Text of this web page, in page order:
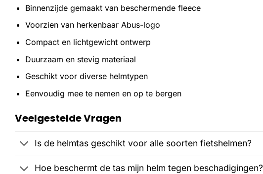
Binnenzijde gemaakt van beschermende fleece
Voorzien van herkenbaar Abus-logo
Compact en lichtgewicht ontwerp
Duurzaam en stevig materiaal
Geschikt voor diverse helmtypen
Eenvoudig mee te nemen en op te bergen
Veelgestelde Vragen
Is de helmtas geschikt voor alle soorten fietshelmen?
Hoe beschermt de tas mijn helm tegen beschadigingen?